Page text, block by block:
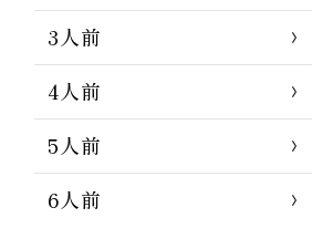
3人前
4人前
5人前
6人前